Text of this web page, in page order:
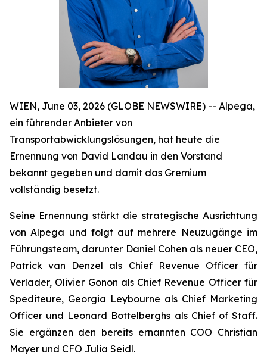
WIEN, June 03, 2026 (GLOBE NEWSWIRE) -- Alpega,
ein führender Anbieter von
Transportabwicklungslösungen, hat heute die
Ernennung von David Landau in den Vorstand
bekannt gegeben und damit das Gremium
vollständig besetzt.
Seine Ernennung stärkt die strategische Ausrichtung
von Alpega und folgt auf mehrere Neuzugänge im
Führungsteam, darunter Daniel Cohen als neuer CEO,
Patrick van Denzel als Chief Revenue Officer für
Verlader, Olivier Gonon als Chief Revenue Officer für
Spediteure, Georgia Leybourne als Chief Marketing
Officer und Leonard Bottelberghs als Chief of Staff.
Sie ergänzen den bereits ernannten COO Christian
Mayer und CFO Julia Seidl.